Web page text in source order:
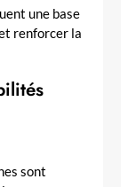
une base
renforcer la
sont